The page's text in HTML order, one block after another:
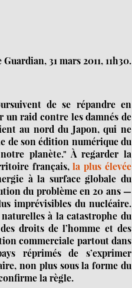
Guardian, 31 mars 2011, 11h30.
de se répandre en
un raid contre les damnés de
au nord du Japon, qui ne
de son édition numérique du
planète." À regarder la
français,la plus élevée
à la surface globale du
du problème en 20 ans —
imprévisibles du nucléaire.
à la catastrophe du
droits de l’homme et des
commerciale partout dans
réprimés de s’exprimer
non plus sous la forme du
la règle.